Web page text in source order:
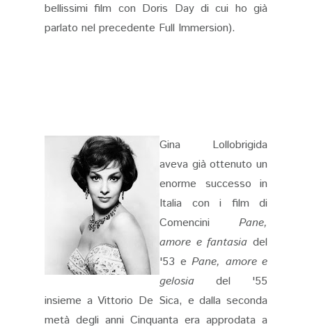
bellissimi film con Doris Day di cui ho già
parlato nel precedente Full Immersion).
Gina Lollobrigida
aveva già ottenuto un
enorme successo in
Italia con i film di
Comencini Pane,
amore e fantasia del
'53 e Pane, amore e
gelosia del '55
insieme a Vittorio De Sica, e dalla seconda
metà degli anni Cinquanta era approdata a